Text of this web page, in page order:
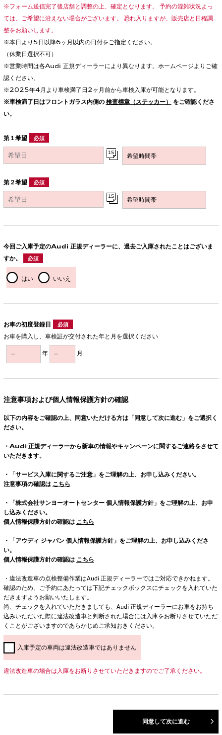
※フォーム送信完了後店舗と調整の上、確定となります。 予約の混雑状況よっ
ては、ご希望に沿えない場合がございます。 恐れ入りますが、販売店と日程調
整をお願いします。
※本日より5日以降6ヶ月以内の日付をご指定ください。
（休業日選択不可）
※営業時間は各Audi 正規ディーラーにより異なります。ホームページよりご確
認ください。
※2025年4月より車検満了日2ヶ月前から車検入庫が可能となります。
※車検満了日はフロントガラス内側の 検査標章（ステッカー）
をご確認くださ
い。
第１希望 必須
第２希望 必須
今回ご入庫予定のAudi 正規ディーラーに、過去ご入庫されたことはございま
すか。
必須
はい いいえ
お車の初度登録日 必須
お車を購入し、車検証が交付された年と月を選択ください
年 月
注意事項および個人情報保護方針の確認
以下の内容をご確認の上、同意いただける方は「同意して次に進む」をご選択く
ださい。
・ Audi 正規ディーラーから新車の情報やキャンペーンに関するご連絡をさせて
いただきます。
・「サービス入庫に関するご注意」をご理解の上、お申し込みください。
注意事項の確認は こちら
・「株式会社サンヨーオートセンター 個人情報保護方針」をご理解の上、お申
し込みください。
個人情報保護方針の確認は こちら
・「アウディ ジャパン 個人情報保護方針」をご理解の上、お申し込みくださ
い。
個人情報保護方針の確認は こちら
・違法改造車の点検整備作業はAudi 正規ディーラーではご対応できかねます。
確認のため、ご予約にあたっては下記チェックボックスにチェックを入れていた
だきますようお願いいたします。
尚、チェックを入れていただきましても、Audi 正規ディーラーにお車をお持ち
込みいただいた際に違法改造車と判断された場合には入庫をお断りさせていただ
くことがございますのであらかじめご承知おきください。
入庫予定の車両は違法改造車ではありません
違法改造車の場合は入庫をお断りさせていただきますのでご了承ください。
同意して次に進む